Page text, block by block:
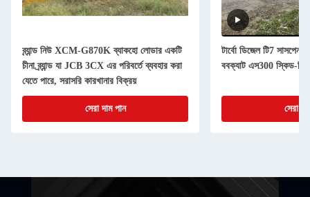
ব্র্যান্ড নিউ XCM-G870K ব্যাকহো লোডার একটি
চীনা ব্র্যান্ড যা JCB 3CX এর পরিবর্তে ব্যবহার করা
যেতে পারে, সরাসরি কারখানার বিক্রয়
সেরা দাম পান
টার্বো ডিজেল টি7
ববক্যাট এস300 স্কিড-
সেরা